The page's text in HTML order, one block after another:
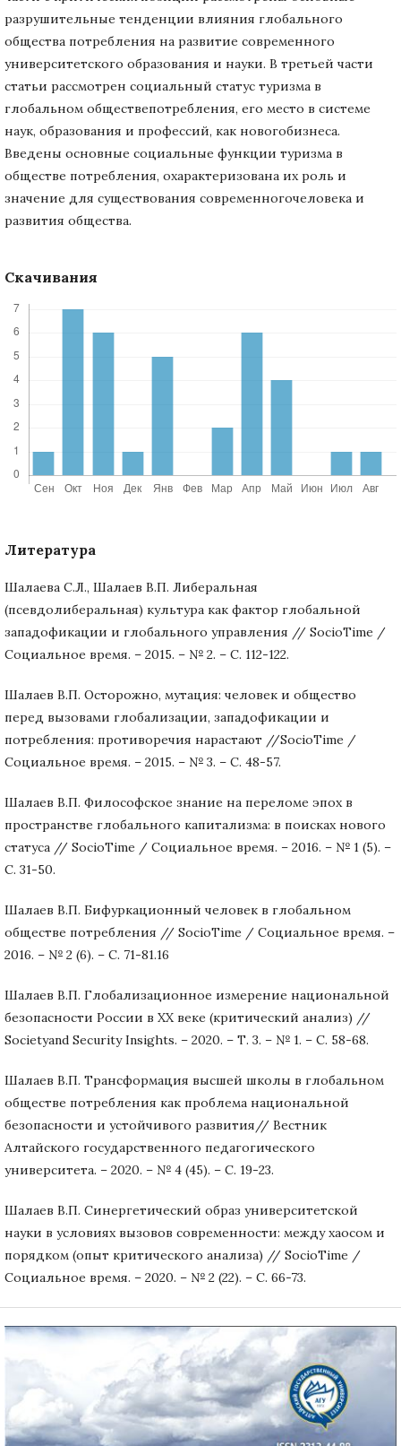
разрушительные тенденции влияния глобального
общества потребления на развитие современного
университетского образования и науки. В третьей части
статьи рассмотрен социальный статус туризма в
глобальном обществепотребления, его место в системе
наук, образования и профессий, как новогобизнеса.
Введены основные социальные функции туризма в
обществе потребления, охарактеризована их роль и
значение для существования современногочеловека и
развития общества.
Скачивания
Литература
Шалаева С.Л., Шалаев В.П. Либеральная
(псевдолиберальная) культура как фактор глобальной
западофикации и глобального управления // SocioTime /
Социальное время. – 2015. – № 2. – С. 112-122.
Шалаев В.П. Осторожно, мутация: человек и общество
перед вызовами глобализации, западофикации и
потребления: противоречия нарастают //SocioTime /
Социальное время. – 2015. – № 3. – С. 48-57.
Шалаев В.П. Философское знание на переломе эпох в
пространстве глобального капитализма: в поисках нового
статуса // SocioTime / Социальное время. – 2016. – № 1 (5). –
С. 31-50.
Шалаев В.П. Бифуркационный человек в глобальном
обществе потребления // SocioTime / Социальное время. –
2016. – № 2 (6). – С. 71-81.16
Шалаев В.П. Глобализационное измерение национальной
безопасности России в ХХ веке (критический анализ) //
Societyand Security Insights. – 2020. – Т. 3. – № 1. – С. 58-68.
Шалаев В.П. Трансформация высшей школы в глобальном
обществе потребления как проблема национальной
безопасности и устойчивого развития// Вестник
Алтайского государственного педагогического
университета. – 2020. – № 4 (45). – С. 19-23.
Шалаев В.П. Синергетический образ университетской
науки в условиях вызовов современности: между хаосом и
порядком (опыт критического анализа) // SocioTime /
Социальное время. – 2020. – № 2 (22). – С. 66-73.